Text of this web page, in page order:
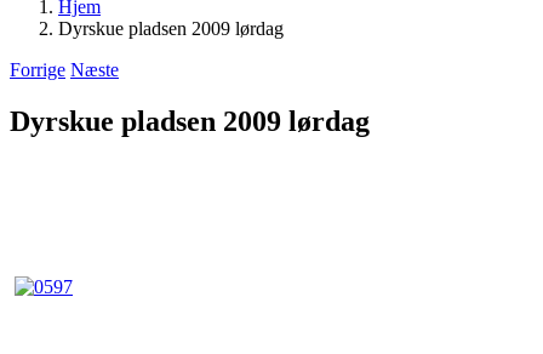
Hjem
Dyrskue pladsen 2009 lørdag
Forrige Næste
Dyrskue pladsen 2009 lørdag